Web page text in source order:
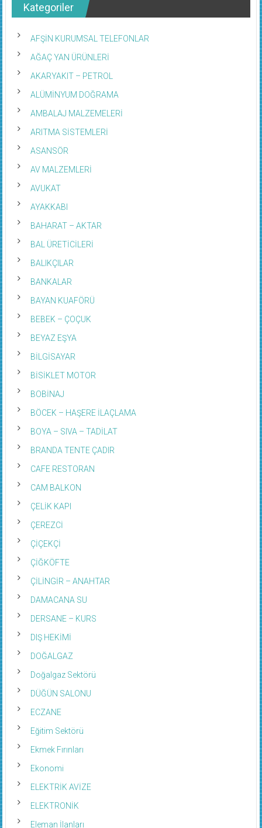
Kategoriler
AFŞİN KURUMSAL TELEFONLAR
AĞAÇ YAN ÜRÜNLERİ
AKARYAKIT – PETROL
ALÜMİNYUM DOĞRAMA
AMBALAJ MALZEMELERİ
ARITMA SİSTEMLERİ
ASANSÖR
AV MALZEMLERİ
AVUKAT
AYAKKABI
BAHARAT – AKTAR
BAL ÜRETİCİLERİ
BALIKÇILAR
BANKALAR
BAYAN KUAFÖRÜ
BEBEK – ÇOÇUK
BEYAZ EŞYA
BİLGİSAYAR
BİSİKLET MOTOR
BOBİNAJ
BÖCEK – HAŞERE İLAÇLAMA
BOYA – SIVA – TADİLAT
BRANDA TENTE ÇADIR
CAFE RESTORAN
CAM BALKON
ÇELİK KAPI
ÇEREZCİ
ÇİÇEKÇİ
ÇİĞKÖFTE
ÇİLİNGİR – ANAHTAR
DAMACANA SU
DERSANE – KURS
DIŞ HEKİMİ
DOĞALGAZ
Doğalgaz Sektörü
DÜĞÜN SALONU
ECZANE
Eğitim Sektörü
Ekmek Fırınları
Ekonomi
ELEKTRİK AVİZE
ELEKTRONİK
Eleman İlanları